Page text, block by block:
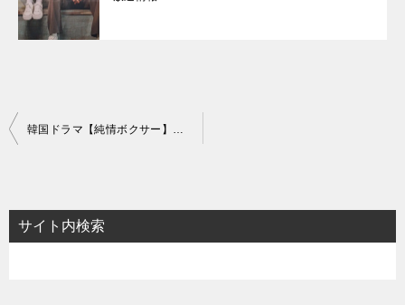
投
ビ
ゲ
韓国ドラマ【純情ボクサー】あらすじ7話～9話と感想-ヒウォンの死
サイト内検索